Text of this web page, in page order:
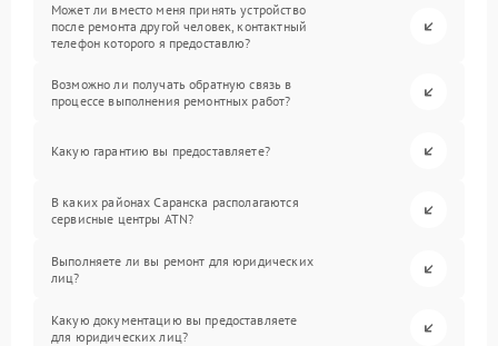
Может ли вместо меня принять устройство
после ремонта другой человек, контактный
телефон которого я предоставлю?
Возможно ли получать обратную связь в
процессе выполнения ремонтных работ?
Какую гарантию вы предоставляете?
В каких районах Саранска располагаются
сервисные центры ATN?
Выполняете ли вы ремонт для юридических
лиц?
Какую документацию вы предоставляете
для юридических лиц?